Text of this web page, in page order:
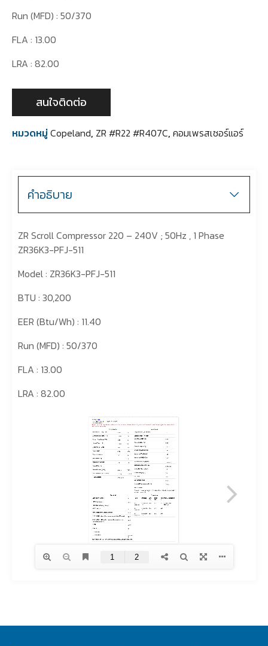
Run (MFD) : 50/370
FLA : 13.00
LRA : 82.00
สนใจติดต่อ
หมวดหมู่Copeland, ZR #R22 #R407C, คอมเพรสเซอร์แอร์
คำอธิบาย
ZR Scroll Compressor 220 – 240V ; 50Hz , 1 Phase
ZR36K3-PFJ-511
Model : ZR36K3-PFJ-511
BTU : 30,200
EER (Btu/Wh) : 11.40
Run (MFD) : 50/370
FLA : 13.00
LRA : 82.00